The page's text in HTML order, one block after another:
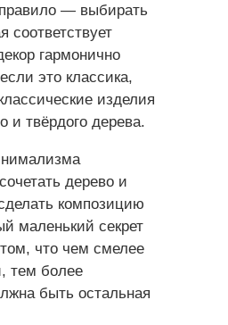
— выбирать
соответствует
гармонично
это классика,
изделия
и твёрдого дерева.
дерево и
композицию
маленький секрет
что чем смелее
тем более
быть остальная